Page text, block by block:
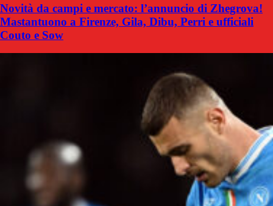
Novità da campi e mercato: l’annuncio di Zhegrova!
Mastantuono a Firenze, Gila, Dibu, Perri e ufficiali
Couto e Sow